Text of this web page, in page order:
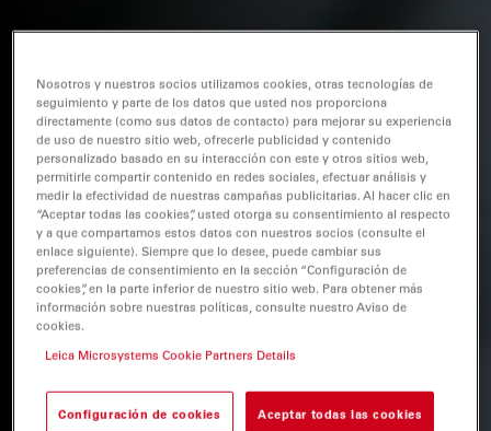
Nosotros y nuestros socios utilizamos cookies, otras tecnologías de
seguimiento y parte de los datos que usted nos proporciona
directamente (como sus datos de contacto) para mejorar su experiencia
de uso de nuestro sitio web, ofrecerle publicidad y contenido
personalizado basado en su interacción con este y otros sitios web,
permitirle compartir contenido en redes sociales, efectuar análisis y
medir la efectividad de nuestras campañas publicitarias. Al hacer clic en
“Aceptar todas las cookies”, usted otorga su consentimiento al respecto
y a que compartamos estos datos con nuestros socios (consulte el
enlace siguiente). Siempre que lo desee, puede cambiar sus
preferencias de consentimiento en la sección “Configuración de
cookies”, en la parte inferior de nuestro sitio web. Para obtener más
información sobre nuestras políticas, consulte nuestro Aviso de
cookies.
Leica Microsystems Cookie Partners Details
Configuración de cookies Aceptar todas las cookies